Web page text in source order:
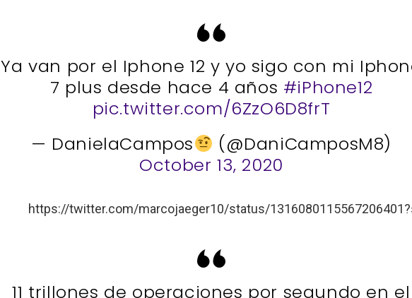
Ya van por el Iphone 12 y yo sigo con mi
7 plus desde hace 4 años #iPhone12
pic.twitter.com/6ZzO6D8frT
— DanielaCampos
(@DaniCamposM8)
October 13, 2020
https://twitter.com/marcojaeger10/status/
11 trillones de operaciones por segundo en el